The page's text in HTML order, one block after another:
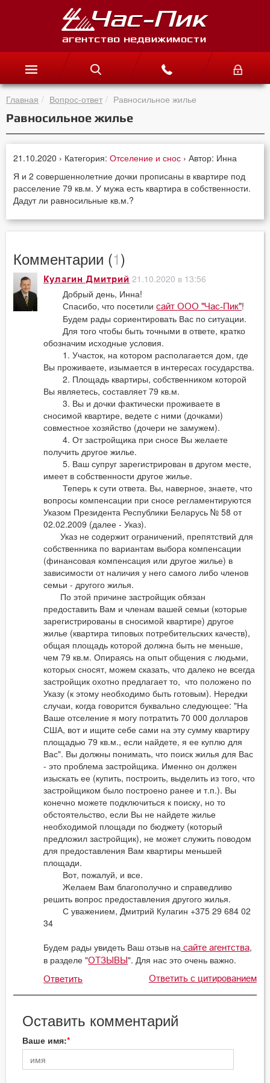
Главная Вопрос-ответ Равносильное жилье
Равносильное жилье
21.10.2020 › Категория:Отселение и снос › Автор: Инна
Я и 2 совершеннолетние дочки прописаны в квартире под
расселение 79 кв.м. У мужа есть квартира в собственности.
Дадут ли равносильные кв.м.?
Комментарии (1)
Кулагин Дмитрий 21.10.2020 в 13:56
Добрый день, Инна!
Спасибо, что посетилисайт ООО "Час-Пик"!
Будем рады сориентировать Вас по ситуации.
Для того чтобы быть точными в ответе, кратко
обозначим исходные условия.
1. Участок, на котором располагается дом, где
Вы проживаете, изымается в интересах государства.
2. Площадь квартиры, собственником которой
Вы являетесь, составляет 79 кв.м.
3. Вы и дочки фактически проживаете в
сносимой квартире, ведете с ними (дочками)
совместное хозяйство (дочери не замужем).
4. От застройщика при сносе Вы желаете
получить другое жилье.
5. Ваш супруг зарегистрирован в другом месте,
имеет в собственности другое жилье.
Теперь к сути ответа. Вы, наверное, знаете, что
вопросы компенсации при сносе регламентируются
Указом Президента Республики Беларусь № 58 от
02.02.2009 (далее - Указ).
Указ не содержит ограничений, препятствий для
собственника по вариантам выбора компенсации
(финансовая компенсация или другое жилье) в
зависимости от наличия у него самого либо членов
семьи - другого жилья.
По этой причине застройщик обязан
предоставить Вам и членам вашей семьи (которые
зарегистрированы в сносимой квартире) другое
жилье (квартира типовых потребительских качеств),
общая площадь которой должна быть не меньше,
чем 79 кв.м. Опираясь на опыт общения с людьми,
которых сносят, можем сказать, что далеко не всегда
застройщик охотно предлагает то, что положено по
Указу (к этому необходимо быть готовым). Нередки
случаи, когда говорится буквально следующее: "На
Ваше отселение я могу потратить 70 000 долларов
США, вот и ищите себе сами на эту сумму квартиру
площадью 79 кв.м., если найдете, я ее куплю для
Вас". Вы должны понимать, что поиск жилья для Вас
- это проблема застройщика. Именно он должен
изыскать ее (купить, построить, выделить из того, что
застройщиком было построено ранее и т.п.). Вы
конечно можете подключиться к поиску, но то
обстоятельство, если Вы не найдете жилье
необходимой площади по бюджету (который
предложил застройщик), не может служить поводом
для предоставления Вам квартиры меньшей
площади.
Вот, пожалуй, и все.
Желаем Вам благополучно и справедливо
решить вопрос предоставления другого жилья.
С уважением, Дмитрий Кулагин +375 29 684 02
34
Будем рады увидеть Ваш отзыв на сайте агентства,
в разделе "ОТЗЫВЫ". Для нас это очень важно.
Ответить Ответить с цитированием
Оставить комментарий
Ваше имя: